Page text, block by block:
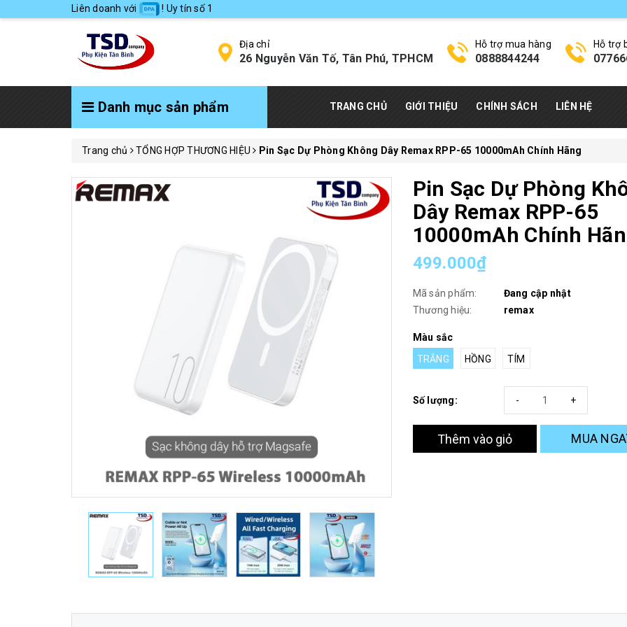
Liên doanh với ! Uy tín số 1
Địa chỉ
26 Nguyễn Văn Tố, Tân Phú, TPHCM
Hỗ trợ mua hàng
0888844244
Hỗ trợ
Danh mục sản phẩm TRANG CHỦ GIỚI THIỆU CHÍNH SÁCH LIÊN HỆ
Trang chủ TỔNG HỢP THƯƠNG HIỆU Pin Sạc Dự Phòng Không Dây Remax RPP-65 10000mAh Chính Hãng
Pin Sạc Dự Phòng
Dây Remax RPP-65
10000mAh Chính
499.000₫
Mã sản phẩm:
Đang cập nhật
Thương hiệu:
remax
Màu sắc
TRẮNG
HỒNG TÍM
Số lượng: +
-
Thêm vào giỏ MUA